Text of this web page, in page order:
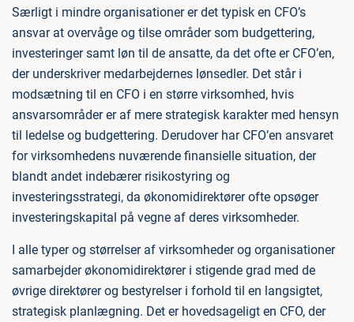
Særligt i mindre organisationer er det typisk en CFO’s
ansvar at overvåge og tilse områder som budgettering,
investeringer samt løn til de ansatte, da det ofte er CFO’en,
der underskriver medarbejdernes lønsedler. Det står i
modsætning til en CFO i en større virksomhed, hvis
ansvarsområder er af mere strategisk karakter med hensyn
til ledelse og budgettering. Derudover har CFO’en ansvaret
for virksomhedens nuværende finansielle situation, der
blandt andet indebærer risikostyring og
investeringsstrategi, da økonomidirektører ofte opsøger
investeringskapital på vegne af deres virksomheder.
I alle typer og størrelser af virksomheder og organisationer
samarbejder økonomidirektører i stigende grad med de
øvrige direktører og bestyrelser i forhold til en langsigtet,
strategisk planlægning. Det er hovedsageligt en CFO, der